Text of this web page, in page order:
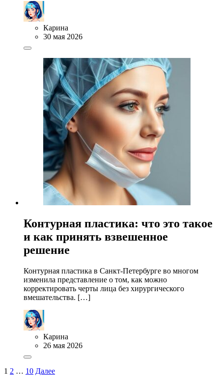
Карина
30 мая 2026
Контурная пластика: что это такое
и как принять взвешенное
решение
Контурная пластика в Санкт-Петербурге во многом
изменила представление о том, как можно
корректировать черты лица без хирургического
вмешательства. […]
Карина
26 мая 2026
1 2 … 10 Далее